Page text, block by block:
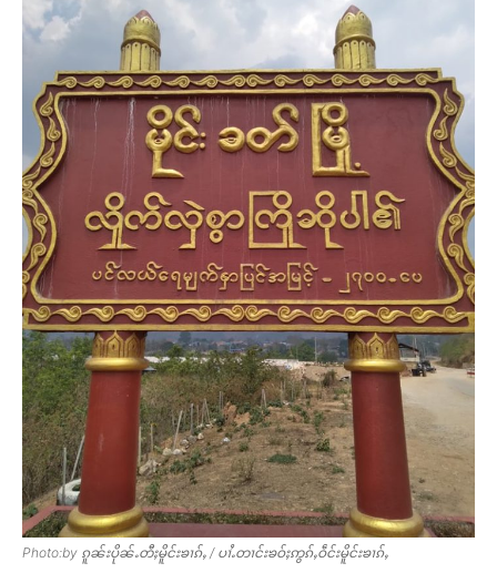
Photo:by ၵူၼ်းပိုၼ်ႉတီႈမိူင်းၶၢၵ်ႇ / ပၢႆႉတၢင်းၶဝ်ႈဢွၵ်ႇဝဵင်းမိူင်းၶၢၵ်ႇ